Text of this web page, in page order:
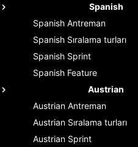
Spanish
Spanish Antreman
Spanish Sıralama turları
Spanish Sprint
Spanish Feature
Austrian
Austrian Antreman
Austrian Sıralama turları
Austrian Sprint